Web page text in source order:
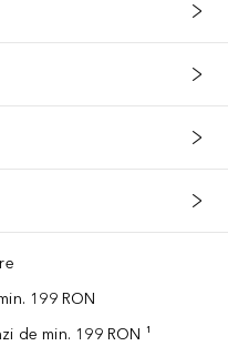
199 RON
de min. 199 RON ¹